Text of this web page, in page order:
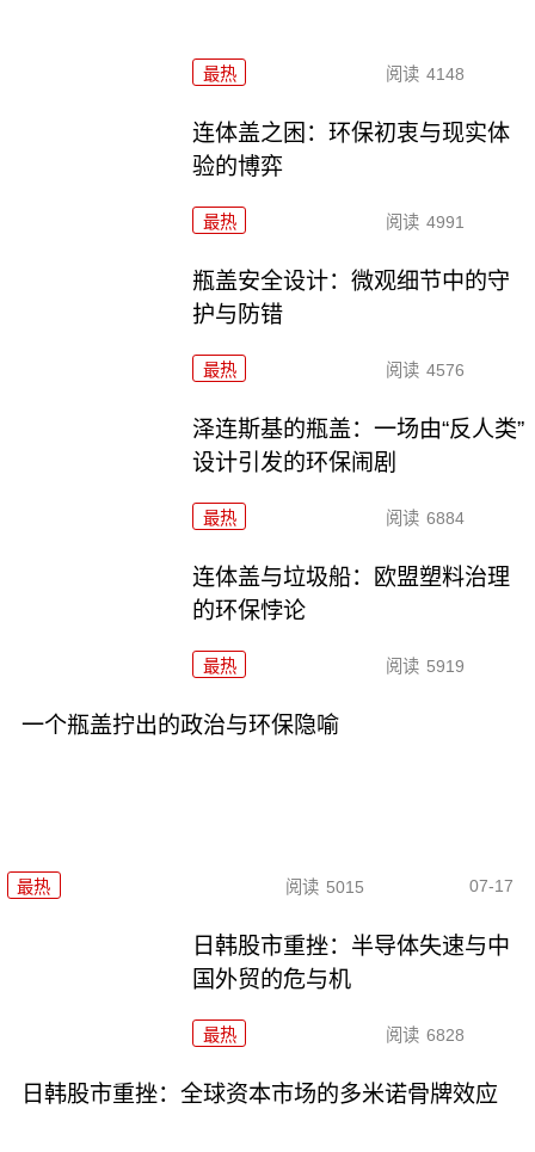
最热 阅读 4148
连体盖之困：环保初衷与现实体
验的博弈
最热 阅读 4991
瓶盖安全设计：微观细节中的守
护与防错
最热 阅读 4576
泽连斯基的瓶盖：一场由“反人类”
设计引发的环保闹剧
最热 阅读 6884
连体盖与垃圾船：欧盟塑料治理
的环保悖论
最热 阅读 5919
一个瓶盖拧出的政治与环保隐喻
最热 阅读 5015 07-17
日韩股市重挫：半导体失速与中
国外贸的危与机
最热 阅读 6828
日韩股市重挫：全球资本市场的多米诺骨牌效应